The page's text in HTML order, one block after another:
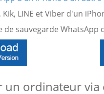
, Kik, LINE et Viber d'un
sauvegarde WhatsApp
un ordinateur via